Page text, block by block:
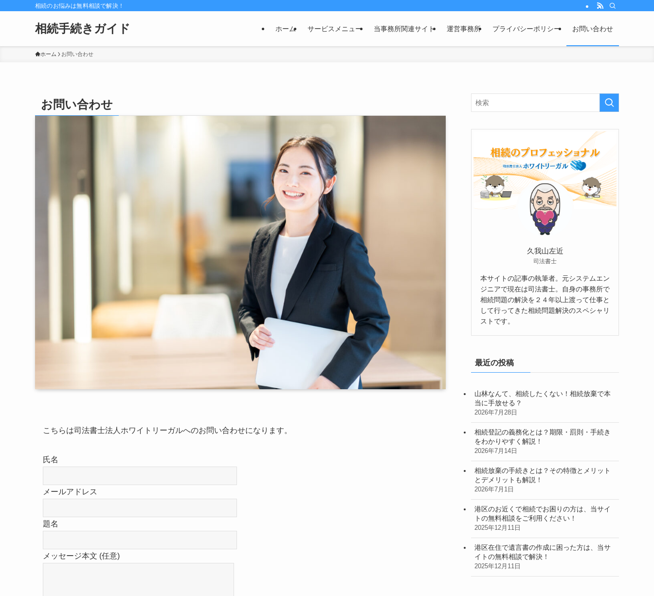
相続のお悩みは無料相談で解決！
相続手続きガイド ホーム サービスメニュー 当事務所関連サイト 運営事務所 プライバシーポリシー お問い合わせ
ホーム お問い合わせ
お問い合わせ
こちらは司法書士法人ホワイトリーガルへのお問い合わせになります。
氏名
メールアドレス
題名
メッセージ本文 (任意)
久我山左近
司法書士
本サイトの記事の執筆者。元システムエン
ジニアで現在は司法書士。自身の事務所で
相続問題の解決を２４年以上渡って仕事と
して行ってきた相続問題解決のスペシャリ
ストです。
最近の投稿
山林なんて、相続したくない！相続放棄で本
当に手放せる？
2026年7月28日
相続登記の義務化とは？期限・罰則・手続き
をわかりやすく解説！
2026年7月14日
相続放棄の手続きとは？その特徴とメリット
とデメリットも解説！
2026年7月1日
港区のお近くで相続でお困りの方は、当サイ
トの無料相談をご利用ください！
2025年12月11日
港区在住で遺言書の作成に困った方は、当サ
イトの無料相談で解決！
2025年12月11日